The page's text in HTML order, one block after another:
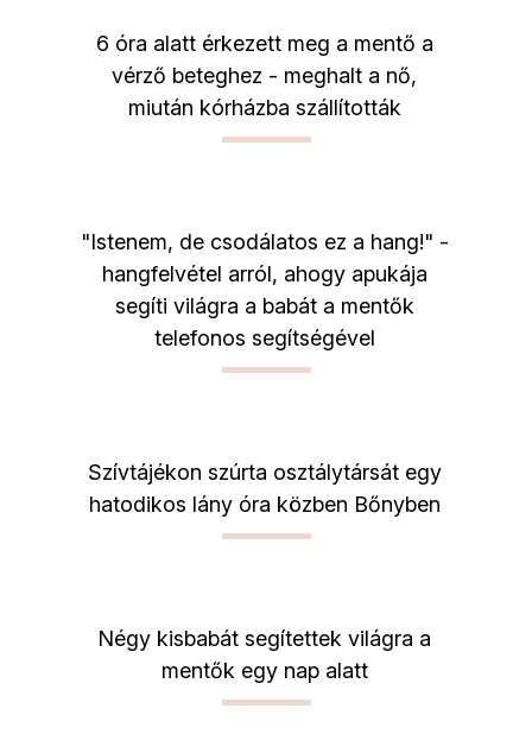
6 óra alatt érkezett meg a mentő a
vérző beteghez - meghalt a nő,
miután kórházba szállították
"Istenem, de csodálatos ez a hang!" -
hangfelvétel arról, ahogy apukája
segíti világra a babát a mentők
telefonos segítségével
Szívtájékon szúrta osztálytársát egy
hatodikos lány óra közben Bőnyben
Négy kisbabát segítettek világra a
mentők egy nap alatt